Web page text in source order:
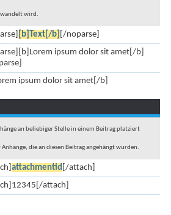
wird.
[b]Text[/b] [/noparse]
ipsum dolor sit amet[/b]
ipsum dolor sit amet[/b]
an beliebiger Stelle in einem Beitrag platziert
die an diesen Beitrag angehängt wurden.
attachmentid[/attach]
attach]